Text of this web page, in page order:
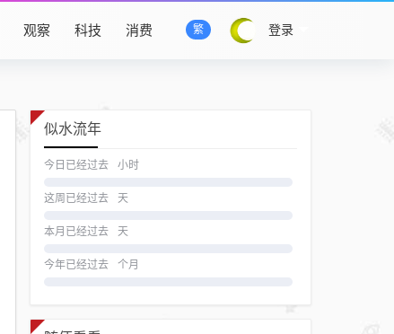
登录
繁
观察 科技 消费
似水流年
今日已经过去 小时
这周已经过去 天
本月已经过去 天
今年已经过去 个月